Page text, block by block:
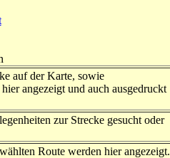
auf der Karte, sowie
angezeigt und auch ausgedruckt
zur Strecke gesucht oder
Route werden hier angezeigt.